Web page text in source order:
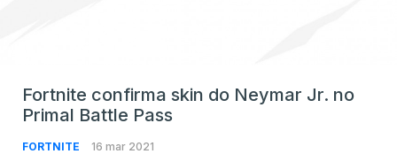
Fortnite confirma skin do Neymar Jr. no
Primal Battle Pass
FORTNITE 16 mar 2021